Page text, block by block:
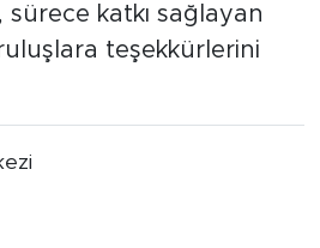
sürece katkı sağlayan
teşekkürlerini